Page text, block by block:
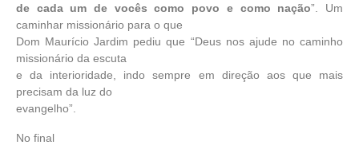
de cada um de vocês como povo e como nação”. Um
caminhar missionário para o que
Dom Maurício Jardim pediu que “Deus nos ajude no caminho
missionário da escuta
e da interioridade, indo sempre em direção aos que mais
precisam da luz do
evangelho”.
No final